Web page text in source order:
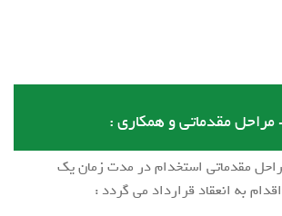
مقدماتی و همکاری :
مقدماتی استخدام در مدت زمان یک
به انعقاد قرارداد می گردد :